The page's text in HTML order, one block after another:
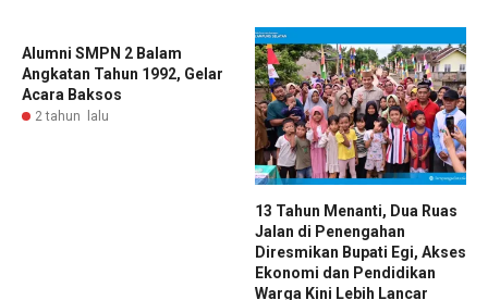
Alumni SMPN 2 Balam
Angkatan Tahun 1992, Gelar
Acara Baksos
2 tahun lalu
13 Tahun Menanti, Dua Ruas
Jalan di Penengahan
Diresmikan Bupati Egi, Akses
Ekonomi dan Pendidikan
Warga Kini Lebih Lancar